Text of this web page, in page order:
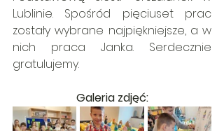
Lublinie. Spośród pięciuset prac
zostały wybrane najpiękniejsze, a w
nich praca Janka. Serdecznie
gratulujemy.
Galeria zdjęć: